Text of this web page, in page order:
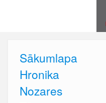
Sākumlapa
Hronika
Nozares